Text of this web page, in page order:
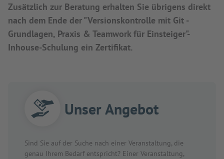
Zusätzlich zur Beratung erhalten Sie übrigens direkt
nach dem Ende der "Versionskontrolle mit Git -
Grundlagen, Praxis & Teamwork für Einsteiger"-
Inhouse-Schulung ein Zertifikat.
Unser Angebot
Sind Sie auf der Suche nach einer Veranstaltung, die
genau Ihrem Bedarf entspricht? Einer Veranstaltung,